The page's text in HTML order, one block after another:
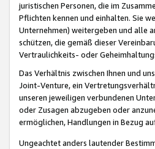
juristischen Personen, die im
Pflichten kennen und einhalten. Sie
Unternehmen) weitergeben und alle
schützen, die gemäß dieser
Vertraulichkeits- oder
Das Verhältnis zwischen Ihnen und
Joint-Venture, ein
unseren jeweiligen verbundenen
oder Zusagen abzugeben oder
ermöglichen, Handlungen in Bezug
Ungeachtet anders lautender